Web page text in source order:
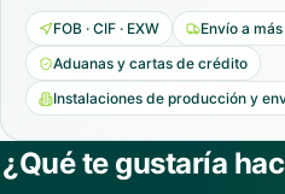
FOB · CIF · EXW
Envío a
Aduanas y cartas de crédito
Instalaciones de producción y
¿Qué te gustaría